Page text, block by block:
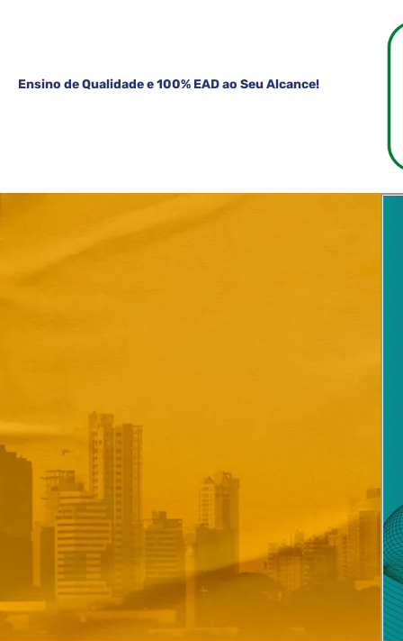
Ensino de Qualidade e 100% EAD ao Seu Alcance!